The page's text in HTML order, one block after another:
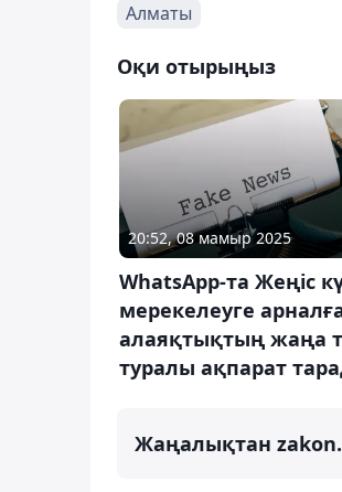
Алматы
Оқи отырыңыз
20:52, 08 мамыр 2025
WhatsApp-та Жеңіс
мерекелеуге
алаяқтықтың жаңа
туралы ақпарат
Жаңалықтан